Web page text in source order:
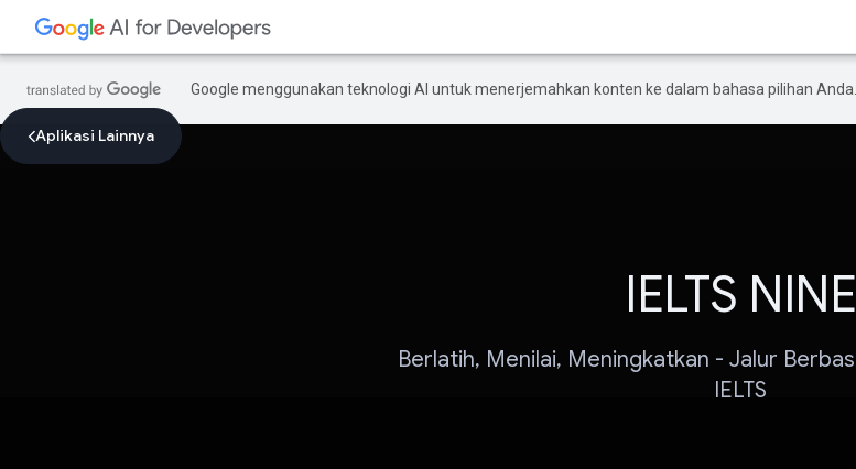
Google menggunakan teknologi AI untuk menerjemahkan konten ke dalam bahasa pilihan
Aplikasi Lainnya
IELTS NINE
Berlatih, Menilai, Meningkatkan - Jalur
IELTS